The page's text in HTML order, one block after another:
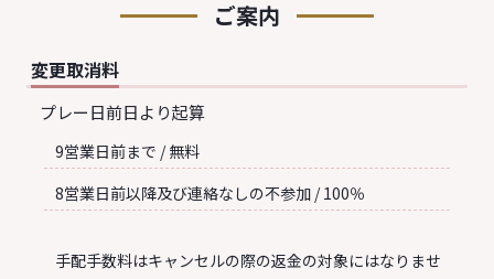
ご案内
変更取消料
プレー日前日より起算
9営業日前まで / 無料
8営業日前以降及び連絡なしの不参加 / 100％
手配手数料はキャンセルの際の返金の対象にはなりませ